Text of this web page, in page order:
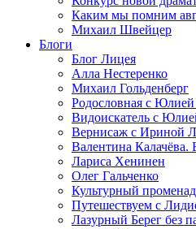
Каким мы помним
Михаил Швейцер
Блоги
Блог Лицея
Алла Нестеренко
Михаил Гольденберг
Родословная с
Видоискатель с
Вернисаж с Ириной
Валентина Калачёва.
Лариса Хенинен
Олег Гальченко
Культурный
Путешествуем с
Лазурный Берег без